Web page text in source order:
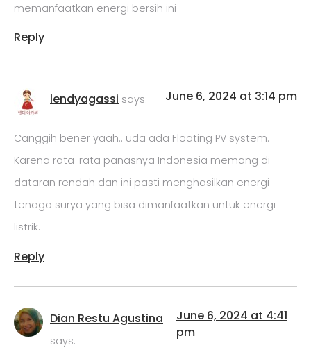
memanfaatkan energi bersih ini
Reply
lendyagassi says: June 6, 2024 at 3:14 pm
Canggih bener yaah.. uda ada Floating PV system.
Karena rata-rata panasnya Indonesia memang di
dataran rendah dan ini pasti menghasilkan energi
tenaga surya yang bisa dimanfaatkan untuk energi
listrik.
Reply
Dian Restu Agustina
says:
June 6, 2024 at 4:41
pm